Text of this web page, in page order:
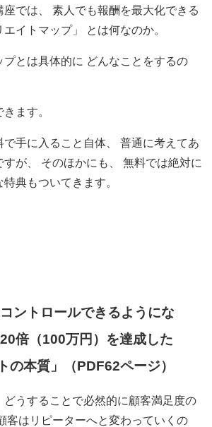
座では、 素人でも報酬を最大化できる
イトマップ」 とは何なのか。
プとは具体的に どんなことをするの
ます。
で手に入ること自体、 普通に考えてあ
すが、 そのほかにも、 無料では絶対に
典もついてきます。
コントロールできるようにな
倍（100万円）を達成した
の本質」（PDF62ページ）
どうすることで必然的に顧客満足度の
客はリピーターへと変わっていくの